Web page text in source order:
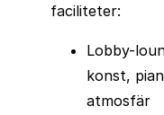
faciliteter:
Lobby-
konst,
atmosfär